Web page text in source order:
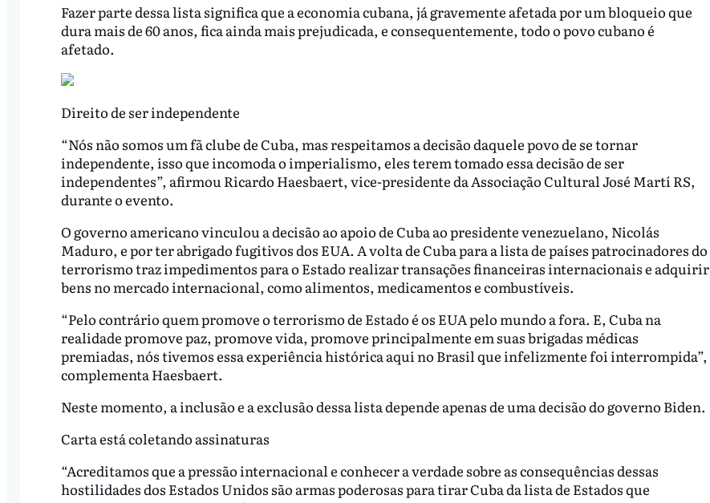
Fazer parte dessa lista significa que a economia cubana, já gravemente afetada por um bloqueio que
dura mais de 60 anos, fica ainda mais prejudicada, e consequentemente, todo o povo cubano é
afetado.
Direito de ser independente
“Nós não somos um fã clube de Cuba, mas respeitamos a decisão daquele povo de se tornar
independente, isso que incomoda o imperialismo, eles terem tomado essa decisão de ser
independentes”, afirmou Ricardo Haesbaert, vice-presidente da Associação Cultural José Martí RS,
durante o evento.
O governo americano vinculou a decisão ao apoio de Cuba ao presidente venezuelano, Nicolás
Maduro, e por ter abrigado fugitivos dos EUA. A volta de Cuba para a lista de países patrocinadores do
terrorismo traz impedimentos para o Estado realizar transações financeiras internacionais e adquirir
bens no mercado internacional, como alimentos, medicamentos e combustíveis.
“Pelo contrário quem promove o terrorismo de Estado é os EUA pelo mundo a fora. E, Cuba na
realidade promove paz, promove vida, promove principalmente em suas brigadas médicas
premiadas, nós tivemos essa experiência histórica aqui no Brasil que infelizmente foi interrompida”,
complementa Haesbaert.
Neste momento, a inclusão e a exclusão dessa lista depende apenas de uma decisão do governo Biden.
Carta está coletando assinaturas
“Acreditamos que a pressão internacional e conhecer a verdade sobre as consequências dessas
hostilidades dos Estados Unidos são armas poderosas para tirar Cuba da lista de Estados que